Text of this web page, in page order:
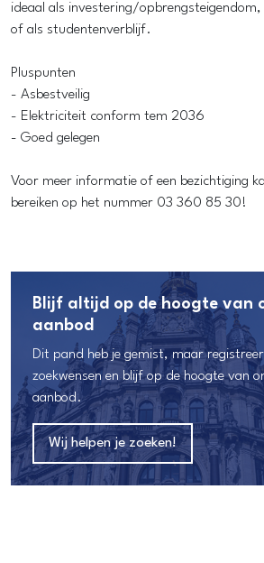
ideaal als investering/opbrengsteigendom,
of als studentenverblijf.
Pluspunten
- Asbestveilig
- Elektriciteit conform tem 2036
- Goed gelegen
Voor meer informatie of een bezichtiging
bereiken op het nummer 03 360 85 30!
Blijf altijd op de hoogte van
aanbod
Dit pand heb je gemist, maar
zoekwensen en blijf op de hoogte van
aanbod.
Wij helpen je zoeken!